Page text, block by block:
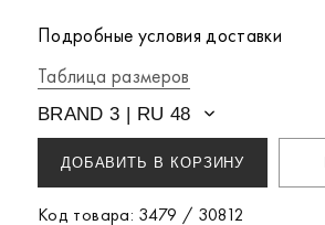
Подробные условия доставки
Таблица размеров
BRAND 3 | RU 48
ДОБАВИТЬ В КОРЗИНУ
Код товара: 3479 / 30812